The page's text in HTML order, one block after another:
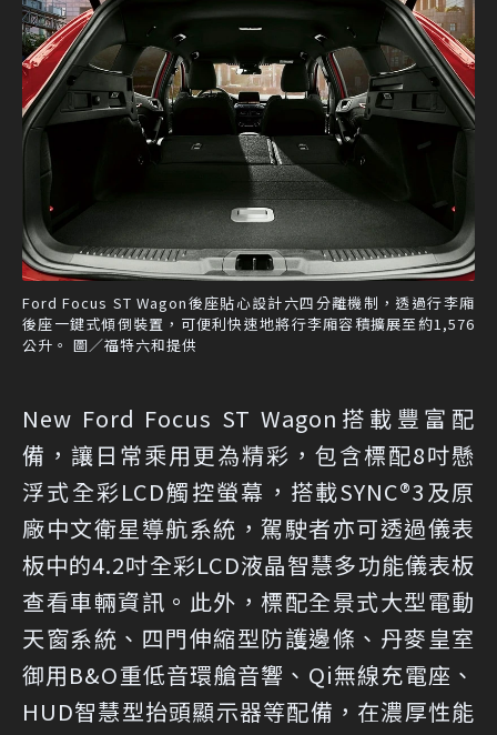
Ford Focus ST Wagon後座貼心設計六四分離機制，透過行李廂
後座一鍵式傾倒裝置，可便利快速地將行李廂容積擴展至約1,576
公升。 圖／福特六和提供
New Ford Focus ST Wagon搭載豐富配
備，讓日常乘用更為精彩，包含標配8吋懸
浮式全彩LCD觸控螢幕，搭載SYNC®3及原
廠中文衛星導航系統，駕駛者亦可透過儀表
板中的4.2吋全彩LCD液晶智慧多功能儀表板
查看車輛資訊。此外，標配全景式大型電動
天窗系統、四門伸縮型防護邊條、丹麥皇室
御用B&O重低音環艙音響、Qi無線充電座、
HUD智慧型抬頭顯示器等配備，在濃厚性能